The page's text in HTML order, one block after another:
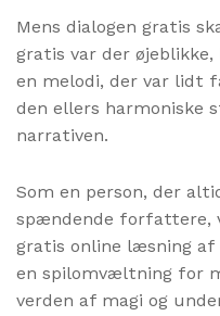
Mens dialogen gratis
gratis var der
en melodi, der var lidt
den ellers harmoniske
narrativen.
Som en person, der
spændende forfattere,
gratis online læsning af
en spilomvæltning for
verden af magi og